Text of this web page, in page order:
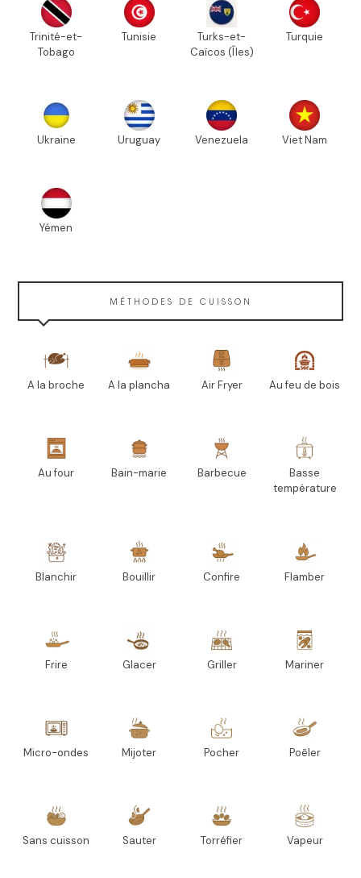
Trinité-et-
Tobago
Tunisie
Turks-et-
Caïcos (Îles)
Turquie
Ukraine Uruguay Venezuela Viet Nam
Yémen
MÉTHODES DE CUISSON
A la broche A la plancha Air Fryer Au feu de bois
Au four Bain-marie Barbecue
Basse
température
Blanchir Bouillir Confire Flamber
Frire Glacer Griller Mariner
Micro-ondes Mijoter Pocher Poêler
Sans cuisson Sauter Torréfier Vapeur